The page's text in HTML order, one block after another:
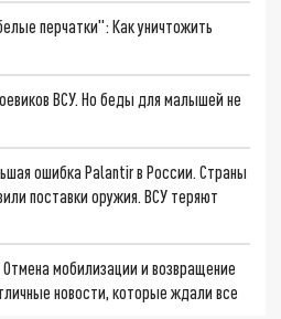
перчатки": Как уничтожить
ВСУ. Но беды для малышей не
ошибка Palantir в России. Страны
поставки оружия. ВСУ теряют
мобилизации и возвращение
новости, которые ждали все